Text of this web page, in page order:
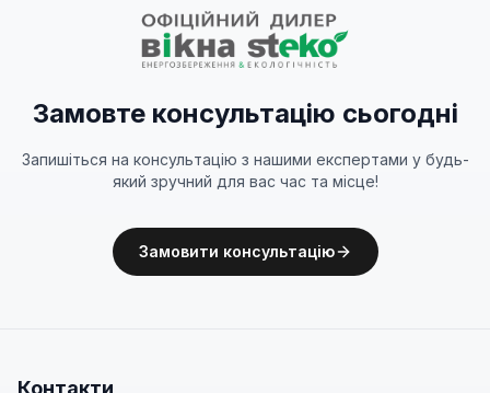
Замовте консультацію сьогодні
Запишіться на консультацію з нашими експертами у будь-
який зручний для вас час та місце!
Замовити консультацію
Контакти